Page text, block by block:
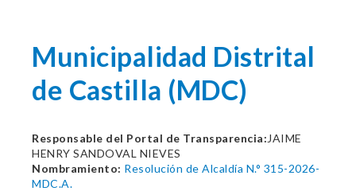
Municipalidad Distrital
de Castilla (MDC)
Responsable del Portal de Transparencia: JAIME
HENRY SANDOVAL NIEVES
Nombramiento: Resolución de Alcaldía N.° 315-2026-
MDC.A.